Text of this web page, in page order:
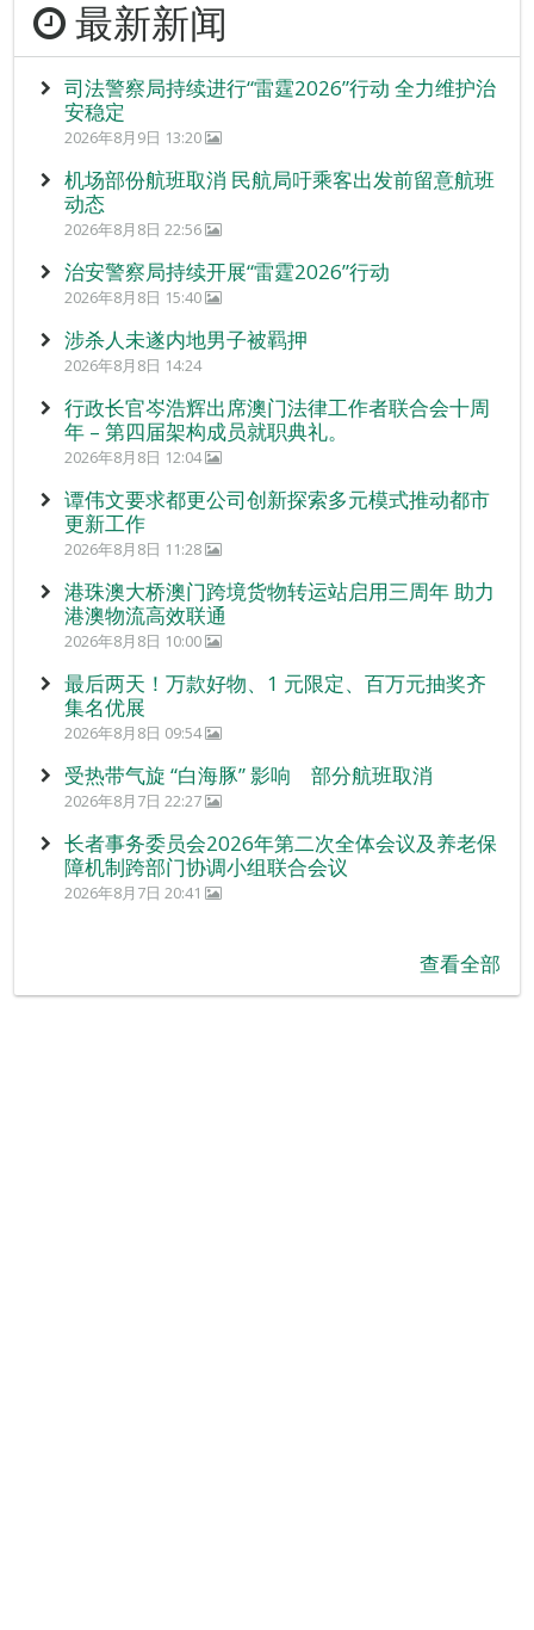
最新新闻
司法警察局持续进行“雷霆2026”行动 全力维护治
安稳定
2026年8月9日 13:20
机场部份航班取消 民航局吁乘客出发前留意航班
动态
2026年8月8日 22:56
治安警察局持续开展“雷霆2026”行动
2026年8月8日 15:40
涉杀人未遂内地男子被羁押
2026年8月8日 14:24
行政长官岑浩辉出席澳门法律工作者联合会十周
年 – 第四届架构成员就职典礼。
2026年8月8日 12:04
谭伟文要求都更公司创新探索多元模式推动都市
更新工作
2026年8月8日 11:28
港珠澳大桥澳门跨境货物转运站启用三周年 助力
港澳物流高效联通
2026年8月8日 10:00
最后两天！万款好物、1 元限定、百万元抽奖齐
集名优展
2026年8月8日 09:54
受热带气旋 “白海豚” 影响 部分航班取消
2026年8月7日 22:27
长者事务委员会2026年第二次全体会议及养老保
障机制跨部门协调小组联合会议
2026年8月7日 20:41
查看全部